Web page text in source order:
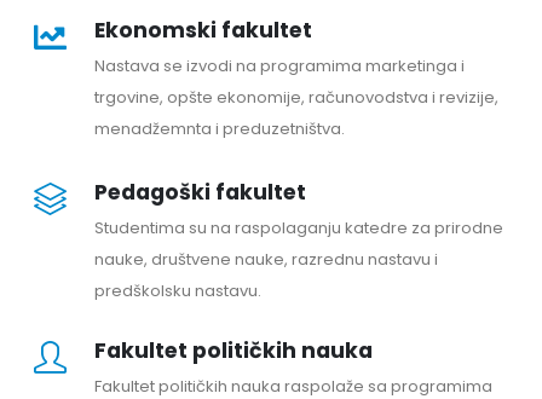
Ekonomski fakultet
Nastava se izvodi na programima marketinga i
trgovine, opšte ekonomije, računovodstva i revizije,
menadžemnta i preduzetništva.
Pedagoški fakultet
Studentima su na raspolaganju katedre za prirodne
nauke, društvene nauke, razrednu nastavu i
predškolsku nastavu.
Fakultet političkih nauka
Fakultet političkih nauka raspolaže sa programima